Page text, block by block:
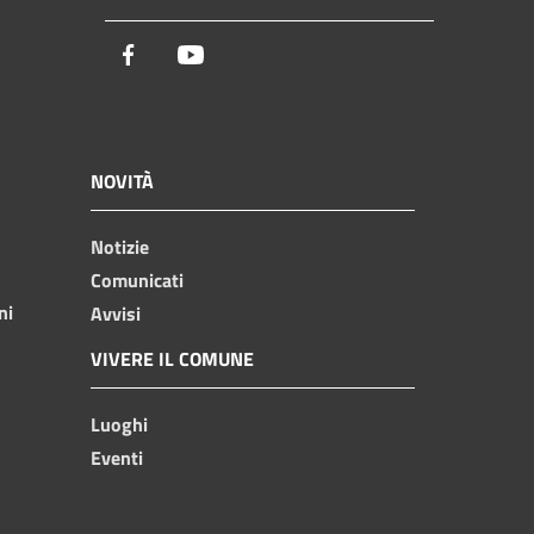
Facebook
NOVITÀ
Notizie
Comunicati
Avvisi
VIVERE IL COMUNE
Luoghi
Eventi